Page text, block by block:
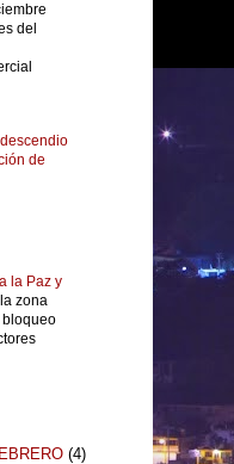
del
de
la Paz y
zona
bloqueo
(4)